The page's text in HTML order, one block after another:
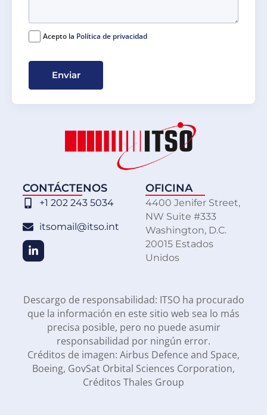
Acepto la Política de privacidad
Enviar
CONTÁCTENOS
+1 202 243 5034
itsomail@itso.int
OFICINA
4400 Jenifer Street,
NW Suite #333
Washington, D.C.
20015 Estados
Unidos
Descargo de responsabilidad: ITSO ha procurado
que la información en este sitio web sea lo más
precisa posible, pero no puede asumir
responsabilidad por ningún error.
Créditos de imagen: Airbus Defence and Space,
Boeing, GovSat Orbital Sciences Corporation,
Créditos Thales Group